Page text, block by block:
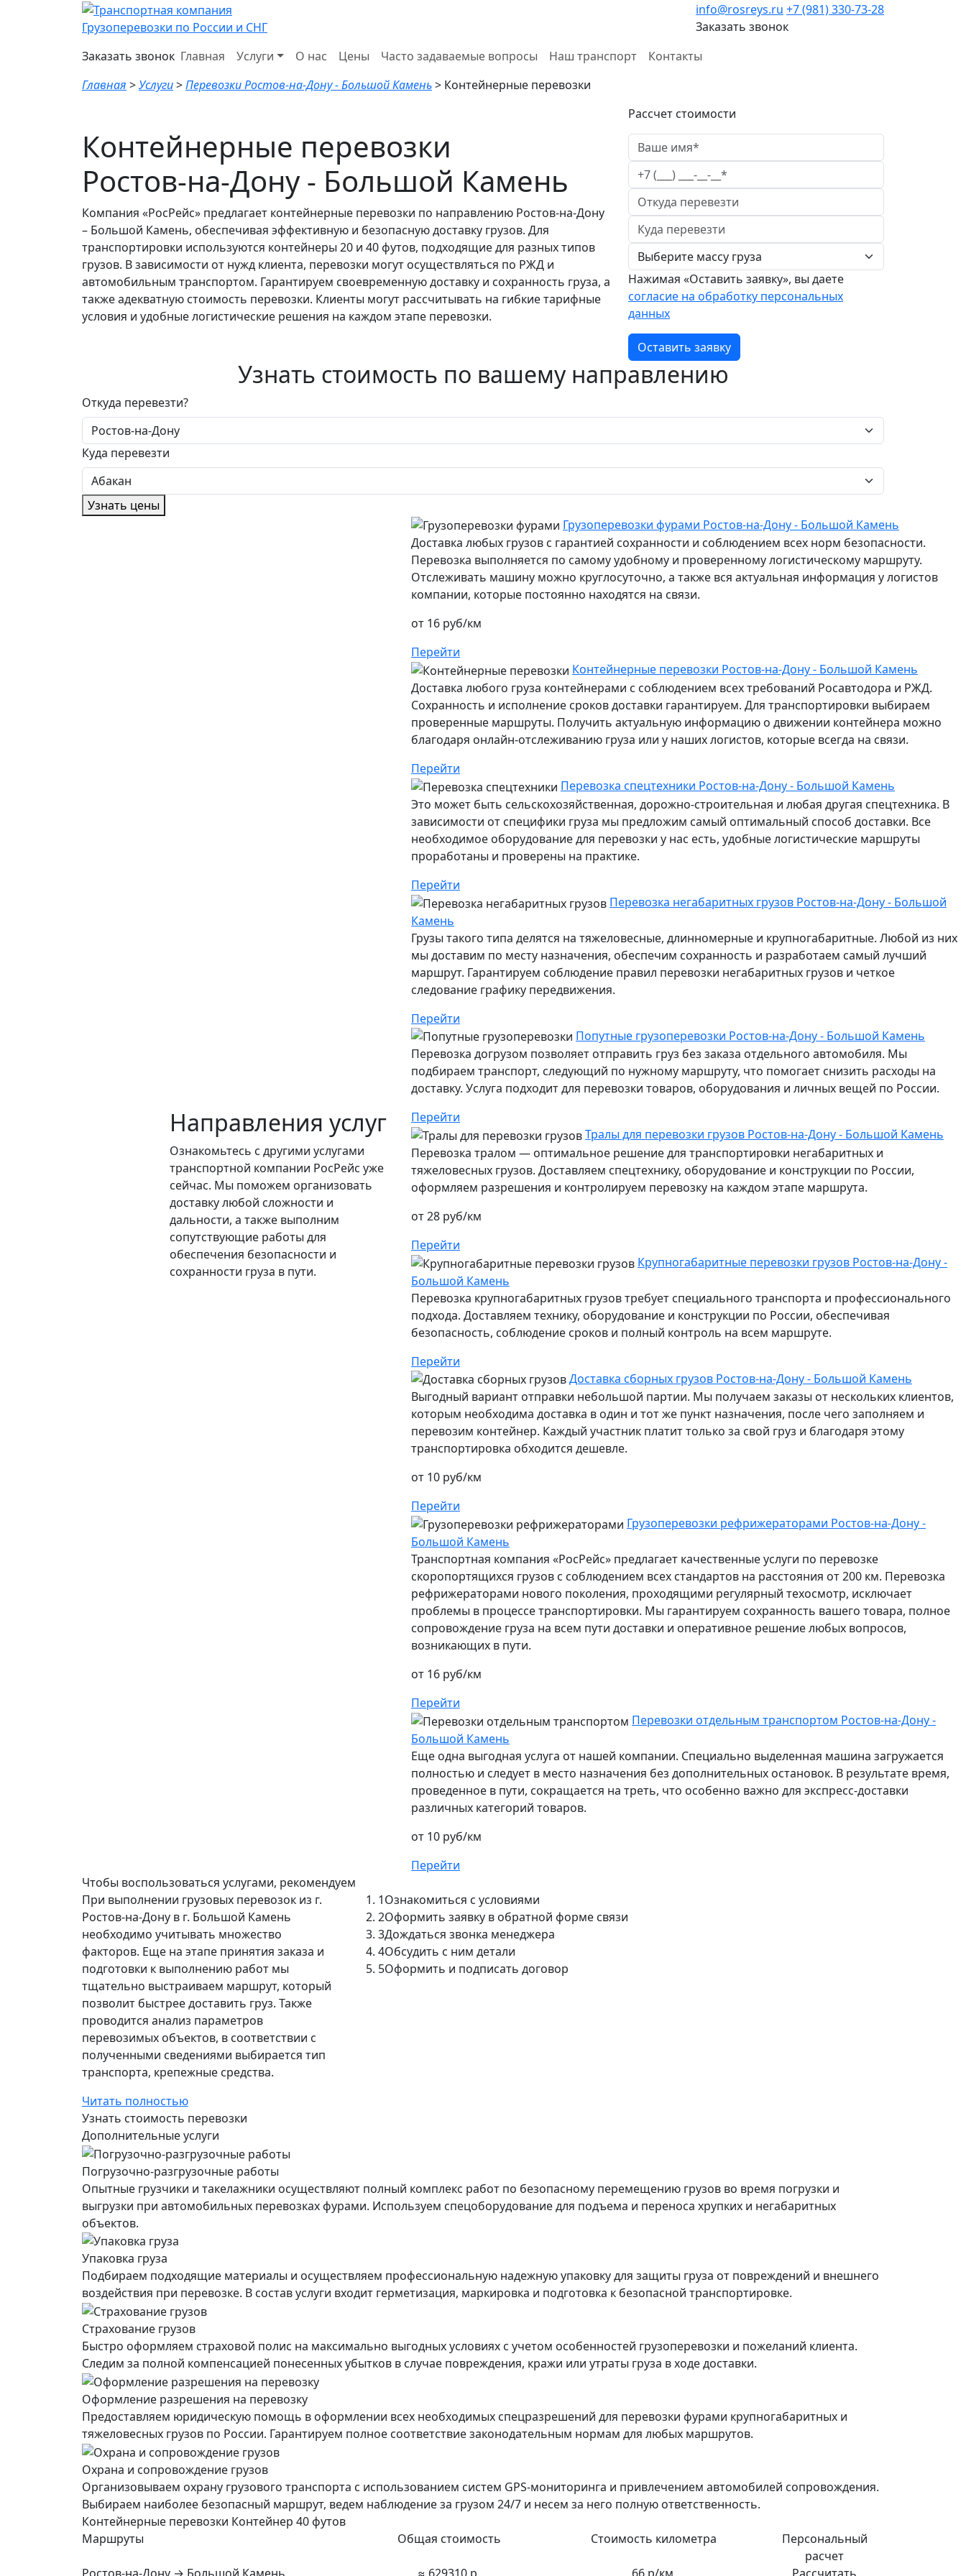
Грузоперевозки по России и СНГ
info@rosreys.ru +7 (981) 330-73-28
Заказать звонок
Заказать звонок Главная Услуги О нас Цены Часто задаваемые вопросы Наш транспорт
Контакты
Главная >Услуги>Перевозки Ростов-на-Дону - Большой Камень> Контейнерные перевозки
Контейнерные перевозки
Ростов-на-Дону - Большой Камень
Компания «РосРейс» предлагает контейнерные перевозки по направлению Ростов-на-Дону
– Большой Камень, обеспечивая эффективную и безопасную доставку грузов. Для
транспортировки используются контейнеры 20 и 40 футов, подходящие для разных типов
грузов. В зависимости от нужд клиента, перевозки могут осуществляться по РЖД и
автомобильным транспортом. Гарантируем своевременную доставку и сохранность груза, а
также адекватную стоимость перевозки. Клиенты могут рассчитывать на гибкие тарифные
условия и удобные логистические решения на каждом этапе перевозки.
Рассчет стоимости
Нажимая «Оставить заявку», вы даете
согласие на обработку персональных
данных
Оставить заявку
Узнать стоимость по вашему направлению
Откуда перевезти?
Куда перевезти
Узнать цены
Направления услуг
Ознакомьтесь с другими услугами
транспортной компании РосРейс уже
сейчас. Мы поможем организовать
доставку любой сложности и
дальности, а также выполним
сопутствующие работы для
обеспечения безопасности и
сохранности груза в пути.
Грузоперевозки фурами Ростов-на-Дону - Большой Камень
Доставка любых грузов с гарантией сохранности и соблюдением всех норм безопасности.
Перевозка выполняется по самому удобному и проверенному логистическому маршруту.
Отслеживать машину можно круглосуточно, а также вся актуальная информация у логистов
компании, которые постоянно находятся на связи.
от 16 руб/км
Перейти
Контейнерные перевозки Ростов-на-Дону - Большой Камень
Доставка любого груза контейнерами с соблюдением всех требований Росавтодора и РЖД.
Сохранность и исполнение сроков доставки гарантируем. Для транспортировки выбираем
проверенные маршруты. Получить актуальную информацию о движении контейнера можно
благодаря онлайн-отслеживанию груза или у наших логистов, которые всегда на связи.
Перейти
Перевозка спецтехники Ростов-на-Дону - Большой Камень
Это может быть сельскохозяйственная, дорожно-строительная и любая другая спецтехника. В
зависимости от специфики груза мы предложим самый оптимальный способ доставки. Все
необходимое оборудование для перевозки у нас есть, удобные логистические маршруты
проработаны и проверены на практике.
Перейти
Перевозка негабаритных грузов Ростов-на-Дону - Большой
Камень
Грузы такого типа делятся на тяжеловесные, длинномерные и крупногабаритные. Любой из них
мы доставим по месту назначения, обеспечим сохранность и разработаем самый лучший
маршрут. Гарантируем соблюдение правил перевозки негабаритных грузов и четкое
следование графику передвижения.
Перейти
Попутные грузоперевозки Ростов-на-Дону - Большой Камень
Перевозка догрузом позволяет отправить груз без заказа отдельного автомобиля. Мы
подбираем транспорт, следующий по нужному маршруту, что помогает снизить расходы на
доставку. Услуга подходит для перевозки товаров, оборудования и личных вещей по России.
Перейти
Тралы для перевозки грузов Ростов-на-Дону - Большой Камень
Перевозка тралом — оптимальное решение для транспортировки негабаритных и
тяжеловесных грузов. Доставляем спецтехнику, оборудование и конструкции по России,
оформляем разрешения и контролируем перевозку на каждом этапе маршрута.
от 28 руб/км
Перейти
Крупногабаритные перевозки грузов Ростов-на-Дону -
Большой Камень
Перевозка крупногабаритных грузов требует специального транспорта и профессионального
подхода. Доставляем технику, оборудование и конструкции по России, обеспечивая
безопасность, соблюдение сроков и полный контроль на всем маршруте.
Перейти
Доставка сборных грузов Ростов-на-Дону - Большой Камень
Выгодный вариант отправки небольшой партии. Мы получаем заказы от нескольких клиентов,
которым необходима доставка в один и тот же пункт назначения, после чего заполняем и
перевозим контейнер. Каждый участник платит только за свой груз и благодаря этому
транспортировка обходится дешевле.
от 10 руб/км
Перейти
Грузоперевозки рефрижераторами Ростов-на-Дону -
Большой Камень
Транспортная компания «РосРейс» предлагает качественные услуги по перевозке
скоропортящихся грузов с соблюдением всех стандартов на расстояния от 200 км. Перевозка
рефрижераторами нового поколения, проходящими регулярный техосмотр, исключает
проблемы в процессе транспортировки. Мы гарантируем сохранность вашего товара, полное
сопровождение груза на всем пути доставки и оперативное решение любых вопросов,
возникающих в пути.
от 16 руб/км
Перейти
Перевозки отдельным транспортом Ростов-на-Дону -
Большой Камень
Еще одна выгодная услуга от нашей компании. Специально выделенная машина загружается
полностью и следует в место назначения без дополнительных остановок. В результате время,
проведенное в пути, сокращается на треть, что особенно важно для экспресс-доставки
различных категорий товаров.
от 10 руб/км
Перейти
Чтобы воспользоваться услугами, рекомендуем
При выполнении грузовых перевозок из г.
Ростов-на-Дону в г. Большой Камень
необходимо учитывать множество
факторов. Еще на этапе принятия заказа и
подготовки к выполнению работ мы
тщательно выстраиваем маршрут, который
позволит быстрее доставить груз. Также
проводится анализ параметров
перевозимых объектов, в соответствии с
полученными сведениями выбирается тип
транспорта, крепежные средства.
Читать полностью
Узнать стоимость перевозки
1Ознакомиться с условиями
2Оформить заявку в обратной форме связи
3Дождаться звонка менеджера
4Обсудить с ним детали
5Оформить и подписать договор
Дополнительные услуги
Погрузочно-разгрузочные работы
Опытные грузчики и такелажники осуществляют полный комплекс работ по безопасному перемещению грузов во время погрузки и
выгрузки при автомобильных перевозках фурами. Используем спецоборудование для подъема и переноса хрупких и негабаритных
объектов.
Упаковка груза
Подбираем подходящие материалы и осуществляем профессиональную надежную упаковку для защиты груза от повреждений и внешнего
воздействия при перевозке. В состав услуги входит герметизация, маркировка и подготовка к безопасной транспортировке.
Страхование грузов
Быстро оформляем страховой полис на максимально выгодных условиях с учетом особенностей грузоперевозки и пожеланий клиента.
Следим за полной компенсацией понесенных убытков в случае повреждения, кражи или утраты груза в ходе доставки.
Оформление разрешения на перевозку
Предоставляем юридическую помощь в оформлении всех необходимых спецразрешений для перевозки фурами крупногабаритных и
тяжеловесных грузов по России. Гарантируем полное соответствие законодательным нормам для любых маршрутов.
Охрана и сопровождение грузов
Организовываем охрану грузового транспорта с использованием систем GPS-мониторинга и привлечением автомобилей сопровождения.
Выбираем наиболее безопасный маршрут, ведем наблюдение за грузом 24/7 и несем за него полную ответственность.
Контейнерные перевозки Контейнер 40 футов
Маршруты
Общая стоимость Стоимость километра
Персональный
расчет
Ростов-на-Дону → Большой Камень
≈ 629310 р. 66 р/км. Рассчитать